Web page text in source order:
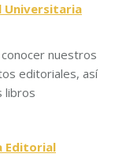
Universitaria
nuestros
editoriales, así
libros
Editorial